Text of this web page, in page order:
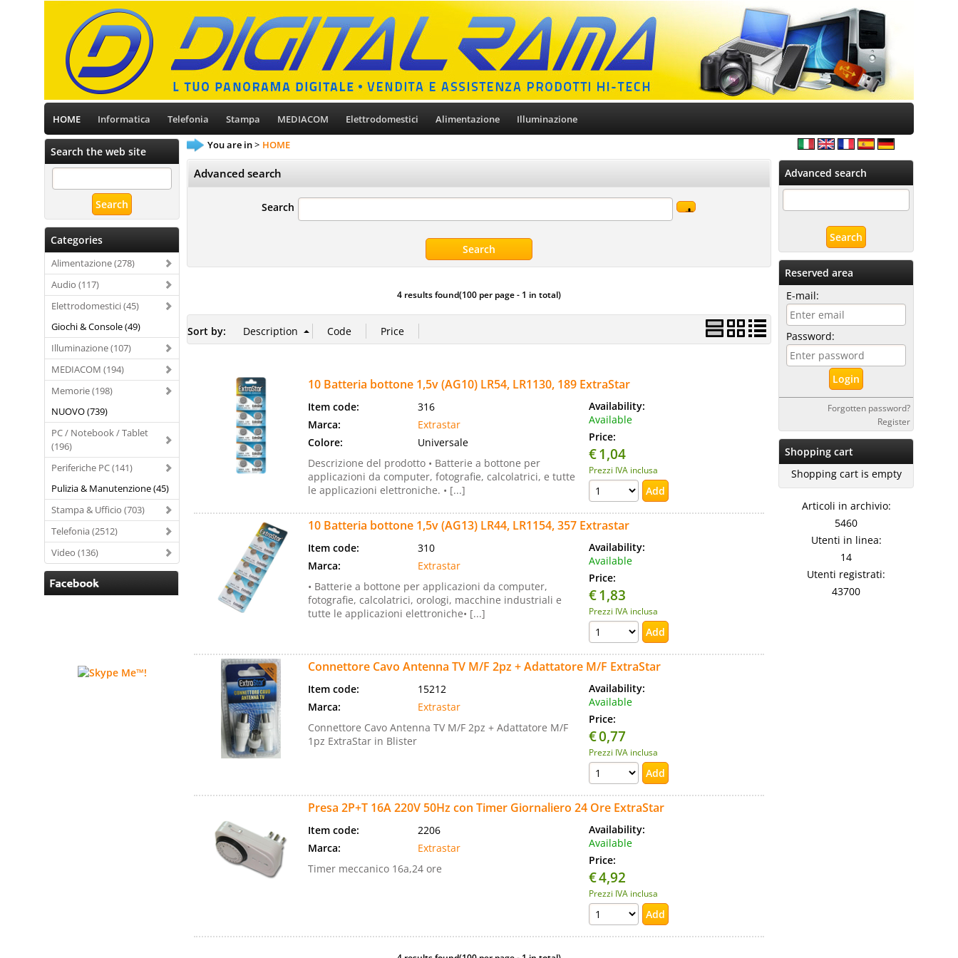
HOME Informatica Telefonia Stampa MEDIACOM Elettrodomestici Alimentazione Illuminazione
Search the web site
Categories
Alimentazione (278)
Audio (117)
Elettrodomestici (45)
Giochi & Console (49)
Illuminazione (107)
MEDIACOM (194)
Memorie (198)
NUOVO (739)
PC / Notebook / Tablet
(196)
Periferiche PC (141)
Pulizia & Manutenzione (45)
Stampa & Ufficio (703)
Telefonia (2512)
Video (136)
You are in HOME
Advanced search
Search
4 results found(100 per page - 1 in total)
Sort by:
10 Batteria bottone 1,5v (AG10) LR54, LR1130, 189 ExtraStar
Item code:
316
Marca:
Extrastar
Colore:
Universale
Descrizione del prodotto • Batterie a bottone per
applicazioni da computer, fotografie, calcolatrici, e tutte
le applicazioni elettroniche. • [...]
Availability:
Available
Price:
€1,04
Prezzi IVA inclusa
10 Batteria bottone 1,5v (AG13) LR44, LR1154, 357 Extrastar
Item code:
310
Marca:
Extrastar
• Batterie a bottone per applicazioni da computer,
fotografie, calcolatrici, orologi, macchine industriali e
tutte le applicazioni elettroniche• [...]
Availability:
Available
Price:
€1,83
Prezzi IVA inclusa
Connettore Cavo Antenna TV M/F 2pz + Adattatore M/F ExtraStar
Item code:
15212
Marca:
Extrastar
Connettore Cavo Antenna TV M/F 2pz + Adattatore M/F
1pz ExtraStar in Blister
Availability:
Available
Price:
€0,77
Prezzi IVA inclusa
Presa 2P+T 16A 220V 50Hz con Timer Giornaliero 24 Ore ExtraStar
Item code:
2206
Marca:
Extrastar
Timer meccanico 16a,24 ore
Availability:
Available
Price:
€4,92
Prezzi IVA inclusa
Advanced search
Reserved area
E-mail:
Password:
Forgotten password?
Register
Shopping cart
Shopping cart is empty
Articoli in archivio:
5460
Utenti in linea:
14
Utenti registrati:
43700